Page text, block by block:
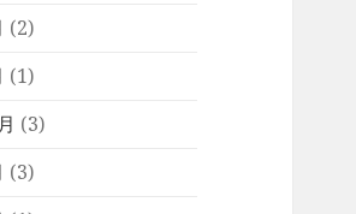
(2)
(1)
(3)
(3)